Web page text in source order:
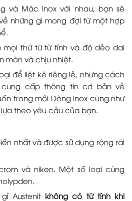
và Mác Inox với nhau, bạn sẽ
những gì mong đợi từ một hợp
mọi thứ từ từ tính và độ dẻo dai
mòn và chịu nhiệt.
để liệt kê riêng lẻ, những cách
cấp thông tin cơ bản về
trong mỗi Dòng Inox cũng như
theo yêu cầu của bạn.
nhất và được sử dụng rộng rãi
và niken. Một số loại cũng
Austenit không có từ tính khi